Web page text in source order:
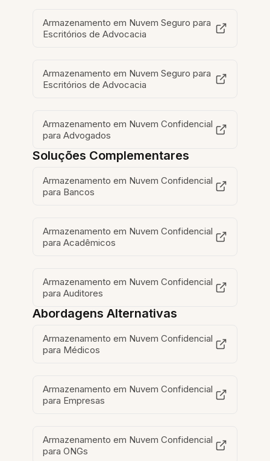
Armazenamento em Nuvem Seguro para
Escritórios de Advocacia
Armazenamento em Nuvem Seguro para
Escritórios de Advocacia
Armazenamento em Nuvem Confidencial
para Advogados
Soluções Complementares
Armazenamento em Nuvem Confidencial
para Bancos
Armazenamento em Nuvem Confidencial
para Acadêmicos
Armazenamento em Nuvem Confidencial
para Auditores
Abordagens Alternativas
Armazenamento em Nuvem Confidencial
para Médicos
Armazenamento em Nuvem Confidencial
para Empresas
Armazenamento em Nuvem Confidencial
para ONGs